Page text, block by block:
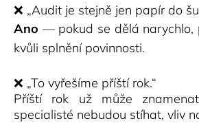
❌ „Audit je stejně jen papír do
Ano — pokud se dělá narychlo,
kvůli splnění povinnosti.
❌ „To vyřešíme příští rok.“
Příští rok už může
specialisté nebudou stíhat, vliv